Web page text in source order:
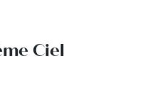
Ciel